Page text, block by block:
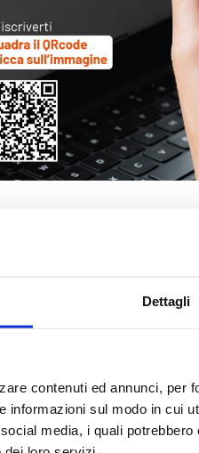
Dettagli
contenuti ed annunci, per
informazioni sul modo in cui
media, i quali